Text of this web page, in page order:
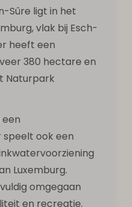
Sûre ligt in het
vlak bij Esch-
heeft een
380 hectare en
Naturpark
ook een
Luxemburg.
omgegaan
en recreatie.